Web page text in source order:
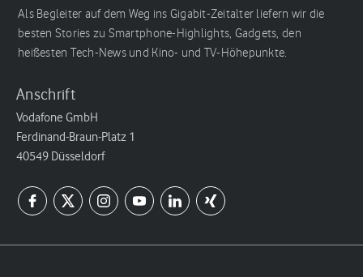
Als Begleiter auf dem Weg ins Gigabit-Zeitalter liefern wir die
besten Stories zu Smartphone-Highlights, Gadgets, den
heißesten Tech-News und Kino- und TV-Höhepunkte.
Anschrift
Vodafone GmbH
Ferdinand-Braun-Platz 1
40549 Düsseldorf